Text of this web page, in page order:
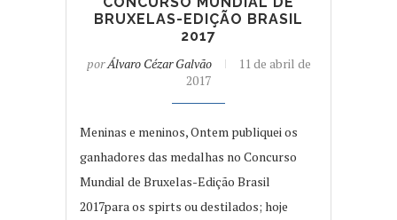
BRUXELAS-EDIÇÃO BRASIL
2017
porÁlvaro Cézar Galvão
11 de abril de
2017
Meninas e meninos, Ontem publiquei os
ganhadores das medalhas no Concurso
Mundial de Bruxelas-Edição Brasil
2017para os spirts ou destilados; hoje